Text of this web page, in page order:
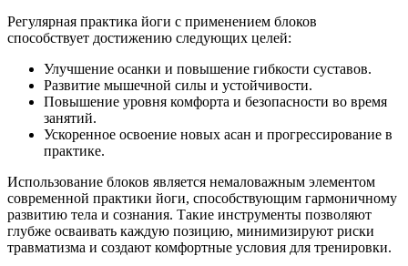
Регулярная практика йоги с применением блоков
способствует достижению следующих целей:
Улучшение осанки и повышение гибкости суставов.
Развитие мышечной силы и устойчивости.
Повышение уровня комфорта и безопасности во время
занятий.
Ускоренное освоение новых асан и прогрессирование в
практике.
Использование блоков является немаловажным элементом
современной практики йоги, способствующим гармоничному
развитию тела и сознания. Такие инструменты позволяют
глубже осваивать каждую позицию, минимизируют риски
травматизма и создают комфортные условия для тренировки.